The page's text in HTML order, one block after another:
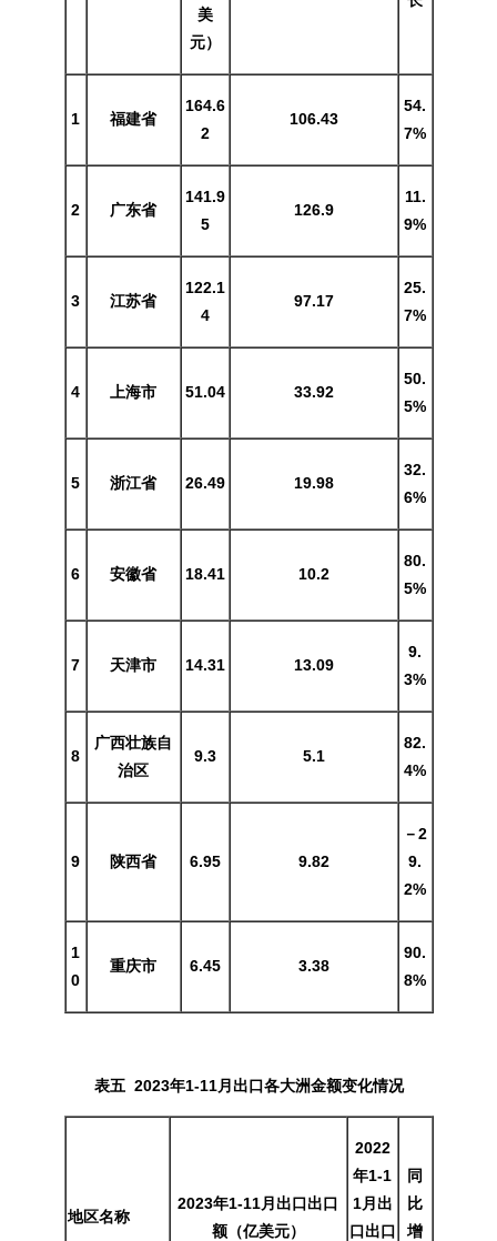
美
元）
1 福建省
164.6
2
106.43
54.
7%
2 广东省
141.9
5
126.9
11.
9%
3 江苏省
122.1
4
97.17
25.
7%
4 上海市 51.04 33.92
50.
5%
5 浙江省 26.49 19.98
32.
6%
6 安徽省 18.41 10.2
80.
5%
7 天津市 14.31 13.09
9.
3%
8
广西壮族自
治区
9.3 5.1
82.
4%
9 陕西省 6.95 9.82
－2
9.
2%
1
0
重庆市 6.45 3.38
90.
8%
表五 2023年1-11月出口各大洲金额变化情况
地区名称
2023年1-11月出口出口
额（亿美元）
2022
年1-1
1月出
口出口
同
比
增